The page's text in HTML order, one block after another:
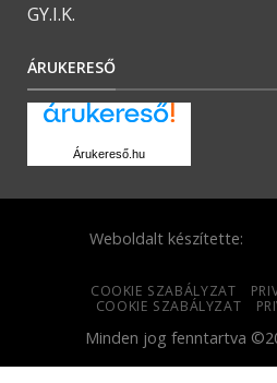
GY.I.K.
ÁRUKERESŐ
Árukereső.hu
Weboldalt készítette:
COOKIE SZABÁLYZAT
COOKIE SZABÁLYZAT
Minden jog fenntartva